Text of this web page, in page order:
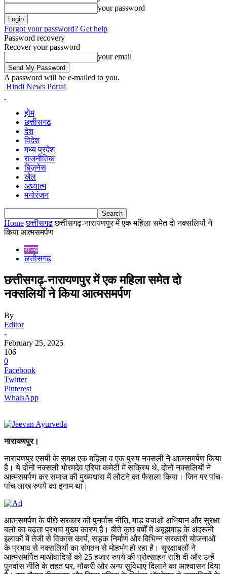
your password
Forgot your password? Get help
Password recovery
Recover your password
your email
A password will be e-mailed to you.
Hindi News Portal
होम
छत्तीसगढ
देश
विदेश
मध्य प्रदेश
राजनीतिक
बिज़नेस
खेल
अध्यात्म
मनोरंजन
Home छत्तीसगढ छत्तीसगढ़-नारायणपुर में एक महिला समेत दो नक्सलियों ने
किया आत्मसमर्पण
राज्य
छत्तीसगढ
छत्तीसगढ़-नारायणपुर में एक महिला समेत दो
नक्सलियों ने किया आत्मसमर्पण
By
Editor
-
February 25, 2025
106
0
Facebook
Twitter
Pinterest
WhatsApp
नारायणपुर।
नारायणपुर एसपी के समक्ष एक महिला व एक पुरुष नक्सली ने आत्मसमर्पण किया
है। ये दोनों नक्सली भोरमदेव एरिया कमेटी में सक्रिय थे, दोनों नक्सलियों ने
आत्मसमर्पण कर समाज की मुख्यधारा में लौटने का फैसला किया। जिन पर पांच-
पांच लाख रुपये का इनाम था।
आत्मसमर्पण के पीछे सरकार की पुनर्वास नीति, माड़ बचाओ अभियान और सुरक्षा
बलों का बढ़ता प्रभाव मुख्य कारण है। बीते कुछ वर्षों में अबूझमाड़ के अंदरूनी
इलाकों में तेजी से विकास कार्य, सड़क निर्माण और विभिन्न सरकारी योजनाओं
के प्रभाव से नक्सलियों का संगठन से मोहभंग हो रहा है। सुरक्षाबलों ने
आत्मसमर्पित माओवादियों को 25 हजार रुपये की प्रोत्साहन राशि दी और उन्हें
पुनर्वास नीति के तहत घर, नौकरी और अन्य सुविधाएं दिलाने का आश्वासन दिया